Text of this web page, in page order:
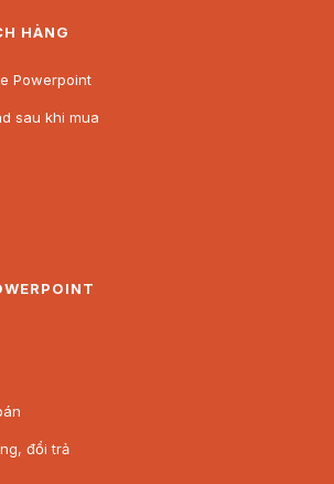
phẩm của Tuyệt kỹ Powerpoint đều được
dễ dàng chỉnh sửa (hình ảnh, chữ, màu
HÀNG
Powerpoint
sau khi mua
đổi trả